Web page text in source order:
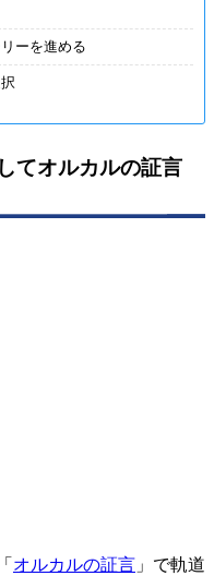
ーを進める
てオルカルの証言
オルカルの証言 」で軌道